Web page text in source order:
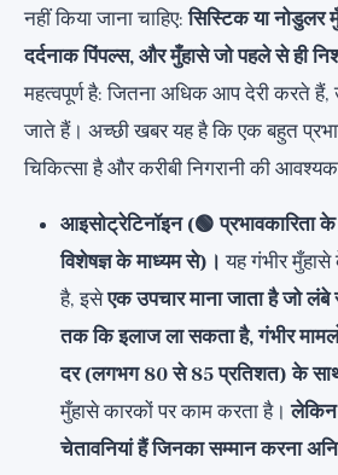
नहीं किया जाना चाहिए:सिस्टिक या नोडुलर
दर्दनाक पिंपल्स, और मुँहासे जो पहले से ही
महत्वपूर्ण है: जितना अधिक आप देरी करते
जाते हैं। अच्छी खबर यह है कि एक बहुत
चिकित्सा है और करीबी निगरानी की
आइसोट्रेटिनॉइन (🟢 प्रभावकारिता
विशेषज्ञ के माध्यम से)। यह गंभीर मुँहासे
है, इसेएक उपचार माना जाता है जो
तक कि इलाज ला सकता है, गंभीर
दर (लगभग 80 से 85 प्रतिशत) के
मुँहासे कारकों पर काम करता है।लेकिन
चेतावनियां हैं जिनका सम्मान करना